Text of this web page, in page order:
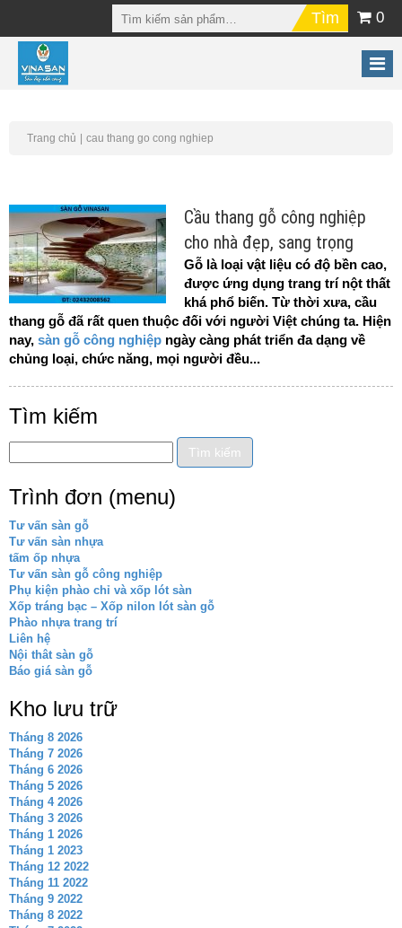
0
Trang chủ cau thang go cong nghiep
Cầu thang gỗ công nghiệp
cho nhà đẹp, sang trọng
Gỗ là loại vật liệu có độ bền cao,
được ứng dụng trang trí nột thất
khá phổ biến. Từ thời xưa, cầu
thang gỗ đã rất quen thuộc đối với người Việt chúng ta. Hiện
nay, sàn gỗ công nghiệp ngày càng phát triển đa dạng về
chủng loại, chức năng, mọi người đều...
Tìm kiếm
Trình đơn (menu)
Tư vấn sàn gỗ
Tư vấn sàn nhựa
tấm ốp nhựa
Tư vấn sàn gỗ công nghiệp
Phụ kiện phào chỉ và xốp lót sàn
Xốp tráng bạc – Xốp nilon lót sàn gỗ
Phào nhựa trang trí
Liên hệ
Nội thât sàn gỗ
Báo giá sàn gỗ
Kho lưu trữ
Tháng 8 2026
Tháng 7 2026
Tháng 6 2026
Tháng 5 2026
Tháng 4 2026
Tháng 3 2026
Tháng 1 2026
Tháng 1 2023
Tháng 12 2022
Tháng 11 2022
Tháng 9 2022
Tháng 8 2022